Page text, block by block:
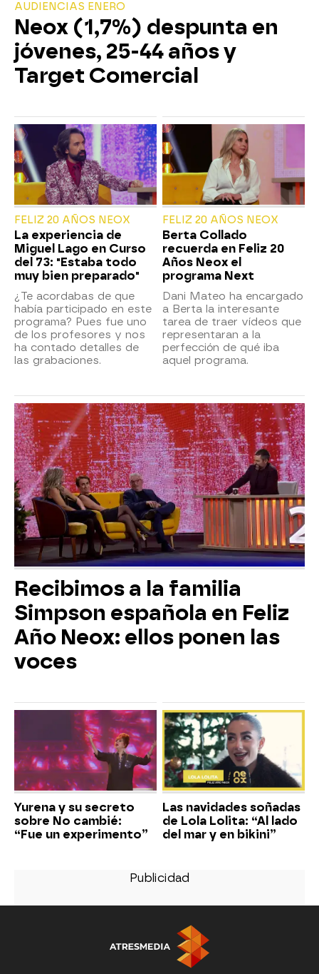
AUDIENCIAS ENERO
Neox (1,7%) despunta en
jóvenes, 25-44 años y
Target Comercial
FELIZ 20 AÑOS NEOX
La experiencia de
Miguel Lago en Curso
del 73: "Estaba todo
muy bien preparado"
¿Te acordabas de que
había participado en este
programa? Pues fue uno
de los profesores y nos
ha contado detalles de
las grabaciones.
FELIZ 20 AÑOS NEOX
Berta Collado
recuerda en Feliz 20
Años Neox el
programa Next
Dani Mateo ha encargado
a Berta la interesante
tarea de traer vídeos que
representaran a la
perfección de qué iba
aquel programa.
Recibimos a la familia
Simpson española en Feliz
Año Neox: ellos ponen las
voces
Yurena y su secreto
sobre No cambié:
“Fue un experimento”
Las navidades soñadas
de Lola Lolita: “Al lado
del mar y en bikini”